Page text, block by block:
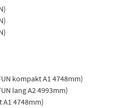
kompakt A1 4748mm)
lang A2 4993mm)
A1 4748mm)